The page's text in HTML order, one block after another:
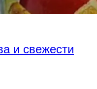
и свежести